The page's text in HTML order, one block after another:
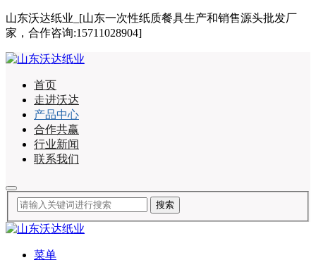
山东沃达纸业_[山东一次性纸质餐具生产和销售源头批发厂
家，合作咨询:15711028904]
首页
走进沃达
产品中心
合作共赢
行业新闻
联系我们
菜单